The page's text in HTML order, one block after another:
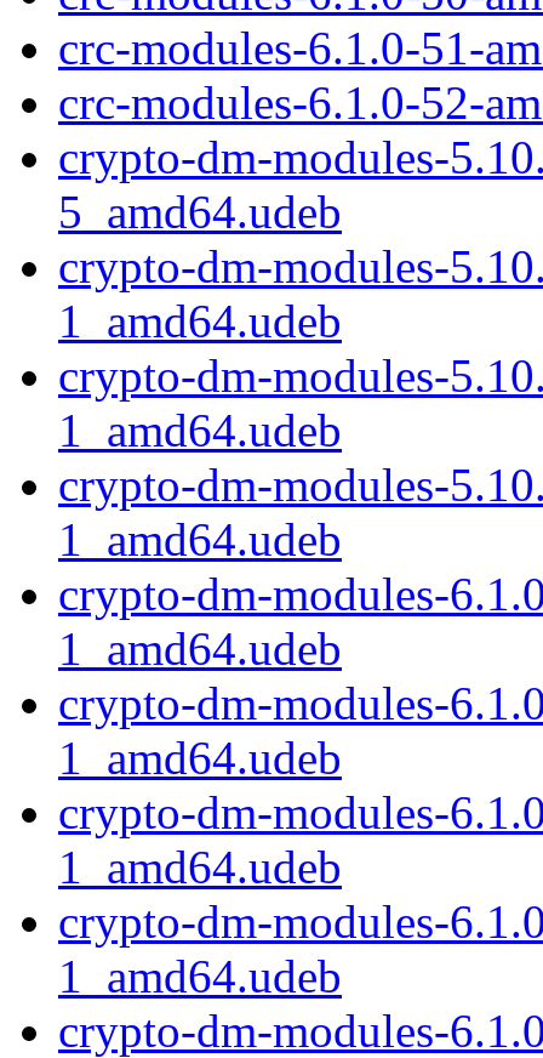
crc-modules-6.1.0-51-
crc-modules-6.1.0-52-
crypto-dm-modules-
5_amd64.udeb
crypto-dm-modules-
1_amd64.udeb
crypto-dm-modules-
1_amd64.udeb
crypto-dm-modules-
1_amd64.udeb
crypto-dm-modules-
1_amd64.udeb
crypto-dm-modules-
1_amd64.udeb
crypto-dm-modules-
1_amd64.udeb
crypto-dm-modules-
1_amd64.udeb
crypto-dm-modules-